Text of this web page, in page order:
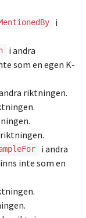
i
i andra
som en egen K-
riktningen.
i andra
inte som en